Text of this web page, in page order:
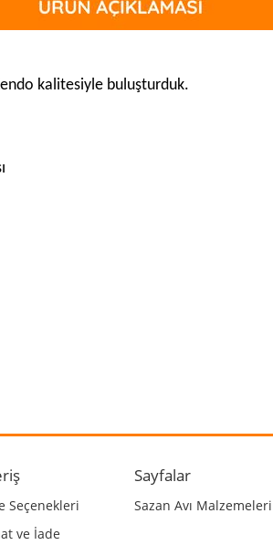
kalitesiyle buluşturduk.
Seçenekleri
ve İade
Sayfalar
Sazan Avı Malzemeleri